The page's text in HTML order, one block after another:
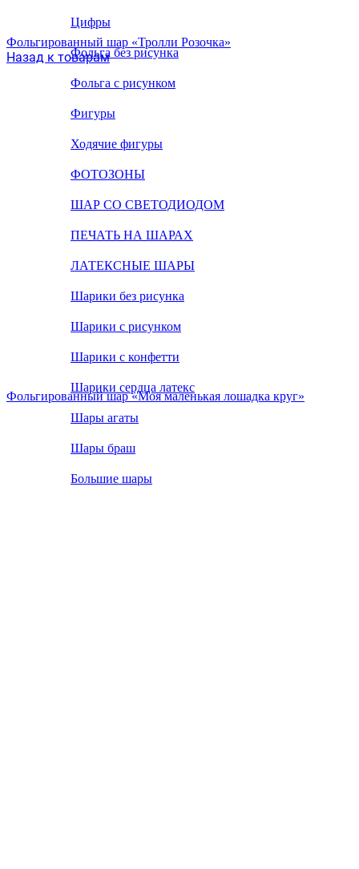
Цифры
Фольга без рисунка
Фольга с рисунком
Фигуры
Ходячие фигуры
ФОТОЗОНЫ
ШАР СО СВЕТОДИОДОМ
ПЕЧАТЬ НА ШАРАХ
ЛАТЕКСНЫЕ ШАРЫ
Шарики без рисунка
Шарики с рисунком
Шарики с конфетти
Шарики сердца латекс
Шары агаты
Шары браш
Большие шары
Фольгированный шар «Тролли Розочка»
Назад к товарам
Фольгированный шар «Моя маленькая лошадка круг»